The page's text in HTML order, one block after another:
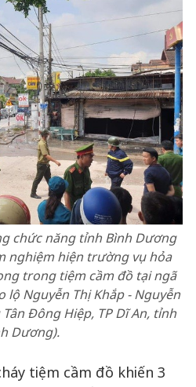
chức năng tỉnh Bình Dương
nghiệm hiện trường vụ hỏa
trong tiệm cầm đồ tại ngã
lộ Nguyễn Thị Khắp - Nguyễn
Đông Hiệp, TP Dĩ An, tỉnh
Dương).